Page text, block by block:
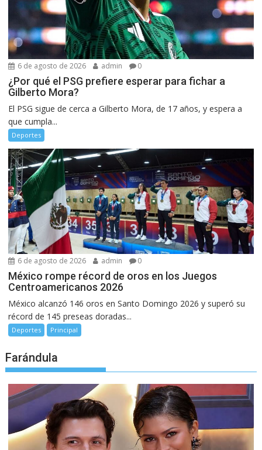
6 de agosto de 2026 admin 0
¿Por qué el PSG prefiere esperar para fichar a
Gilberto Mora?
El PSG sigue de cerca a Gilberto Mora, de 17 años, y espera a
que cumpla...
Deportes
6 de agosto de 2026 admin 0
México rompe récord de oros en los Juegos
Centroamericanos 2026
México alcanzó 146 oros en Santo Domingo 2026 y superó su
récord de 145 preseas doradas...
Deportes Principal
Farándula